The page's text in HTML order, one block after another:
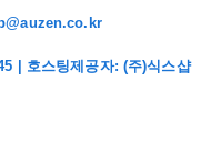
| 호스팅제공자: (주)식스샵